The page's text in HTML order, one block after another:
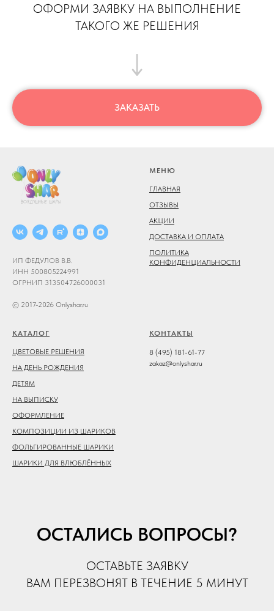
ОФОРМИ ЗАЯВКУ НА ВЫПОЛНЕНИЕ
ТАКОГО ЖЕ РЕШЕНИЯ
ЗАКАЗАТЬ
ИП ФЕДУЛОВ В.В.
ИНН 500805224991
ОГРНИП 313504726000031
© 2017-2026 Onlyshar.ru
МЕНЮ
ГЛАВНАЯ
ОТЗЫВЫ
АКЦИИ
ДОСТАВКА И ОПЛАТА
ПОЛИТИКА
КОНФИДЕНЦИАЛЬНОСТИ
КАТАЛОГ
ЦВЕТОВЫЕ РЕШЕНИЯ
НА ДЕНЬ РОЖДЕНИЯ
ДЕТЯМ
НА ВЫПИСКУ
ОФОРМЛЕНИЕ
КОМПОЗИЦИИ ИЗ ШАРИКОВ
ФОЛЬГИРОВАННЫЕ ШАРИКИ
ШАРИКИ ДЛЯ ВЛЮБЛЁННЫХ
КОНТАКТЫ
8 (495) 181-61-77
zakaz@onlyshar.ru
ОСТАЛИСЬ ВОПРОСЫ?
ОСТАВЬТЕ ЗАЯВКУ
ВАМ ПЕРЕЗВОНЯТ В ТЕЧЕНИЕ 5 МИНУТ